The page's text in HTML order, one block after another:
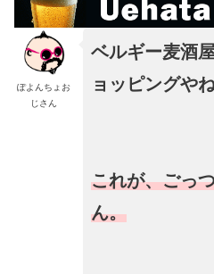
ぽよんちょお
じさん
ベルギー麦酒
ョッピングや
これが、ごっ
ん。